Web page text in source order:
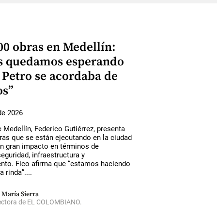
obras en Medellín:
quedamos esperando
se acordaba de
2026
Medellín, Federico Gutiérrez, presenta
que se están ejecutando en la ciudad
gran impacto en términos de
infraestructura y
Fico afirma que “estamos haciendo
rinda”....
María Sierra
de EL COLOMBIANO.